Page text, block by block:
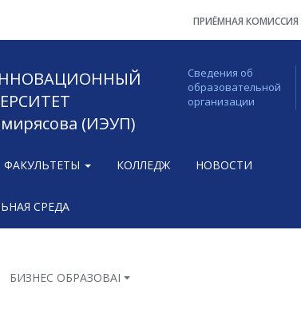
ПРИЁМНАЯ КОМИССИЯ
(ИЭУП)
Сведения об
образовательной
организации
ФАКУЛЬТЕТЫ КОЛЛЕДЖ НОВОСТИ
СРЕДА
БИЗНЕС ОБРАЗОВАНИЕ